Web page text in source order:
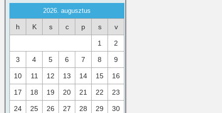
2026. augusztus
h K s c p s v
1 2
3 4 5 6 7 8 9
10 11 12 13 14 15 16
17 18 19 20 21 22 23
24 25 26 27 28 29 30